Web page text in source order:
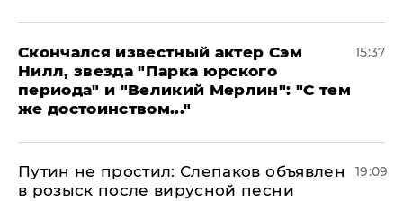
Скончался известный актер Сэм
Нилл, звезда "Парка юрского
периода" и "Великий Мерлин": "С тем
же достоинством..."
15:37
Путин не простил: Слепаков объявлен
в розыск после вирусной песни
19:09